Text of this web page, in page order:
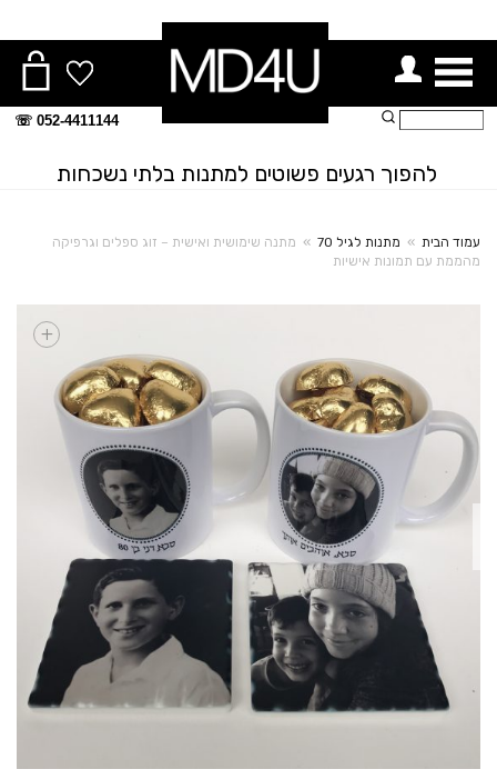
תפריט
052-4411144 ☏
להפוך רגעים פשוטים למתנות בלתי נשכחות
עמוד הבית » מתנות לגיל 70 » מתנה שימושית ואישית – זוג ספלים וגרפיקה
מהממת עם תמונות אישיות
+